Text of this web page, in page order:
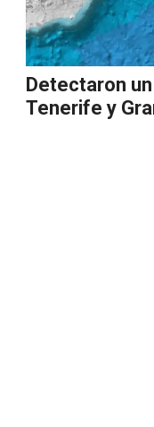
Detectaron
Tenerife y